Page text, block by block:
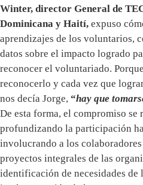
Winter, director General de
Dominicana y Haití, expuso
aprendizajes de los voluntarios,
datos sobre el impacto logrado
reconocer el voluntariado.
reconocerlo y cada vez que
nos decía Jorge, “hay que
De esta forma, el compromiso se
profundizando la participación
involucrando a los
proyectos integrales de las
identificación de necesidades de